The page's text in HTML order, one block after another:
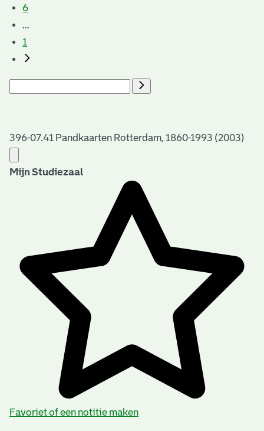
6
...
1
396-07.41 Pandkaarten Rotterdam, 1860-1993 (2003)
Mijn Studiezaal
Favoriet of een notitie maken